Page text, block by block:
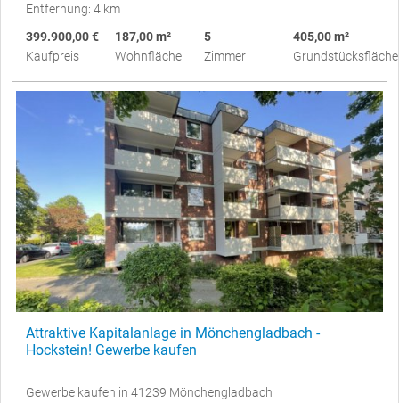
Entfernung: 4 km
399.900,00 €
Kaufpreis
187,00 m²
Wohnfläche
5
Zimmer
405,00 m²
Grundstücksfläche
Attraktive Kapitalanlage in Mönchengladbach -
Hockstein! Gewerbe kaufen
Gewerbe kaufen in 41239 Mönchengladbach